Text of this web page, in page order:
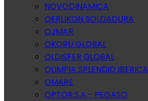
NOVODINAMICA
OERLIKON SOLDADURA
OJMAR
OKORU GLOBAL
OLDISFER GLOBAL
OLIMPIA SPLENDID IBERICA
OMARE
OPTOR.S.A - PEGASO